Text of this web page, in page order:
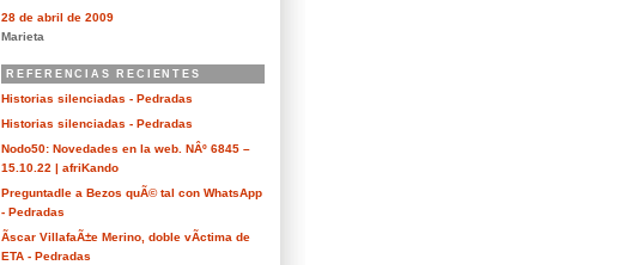
28 de abril de 2009
Marieta
REFERENCIAS RECIENTES
Historias silenciadas - Pedradas
Historias silenciadas - Pedradas
Nodo50: Novedades en la web. NÂº 6845 –
15.10.22 | afriKando
Preguntadle a Bezos quÃ© tal con WhatsApp
- Pedradas
Ãscar VillafaÃ±e Merino, doble vÃ­ctima de
ETA - Pedradas